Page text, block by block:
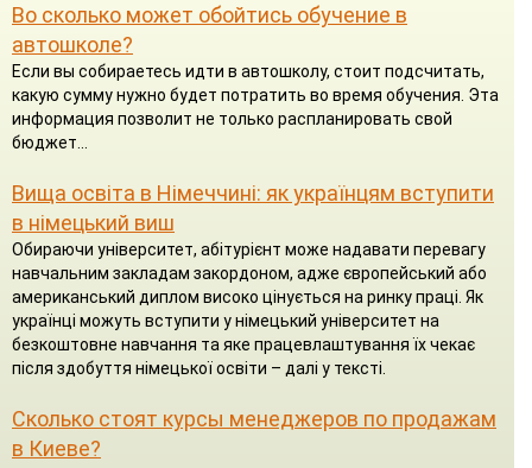
Во сколько может обойтись обучение в
автошколе?
Если вы собираетесь идти в автошколу, стоит подсчитать,
какую сумму нужно будет потратить во время обучения. Эта
информация позволит не только распланировать свой
бюджет...
Вища освіта в Німеччині: як українцям вступити
в німецький виш
Обираючи університет, абітурієнт може надавати перевагу
навчальним закладам закордоном, адже європейський або
американський диплом високо цінується на ринку праці. Як
українці можуть вступити у німецький університет на
безкоштовне навчання та яке працевлаштування їх чекає
після здобуття німецької освіти – далі у тексті.
Сколько стоят курсы менеджеров по продажам
в Киеве?